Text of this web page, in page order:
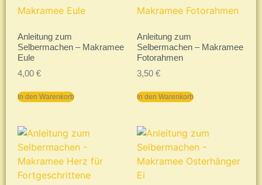
Anleitung zum
Selbermachen – Makramee
Eule
4,00 €
In den Warenkorb
Anleitung zum
Selbermachen – Makramee
Fotorahmen
3,50 €
In den Warenkorb